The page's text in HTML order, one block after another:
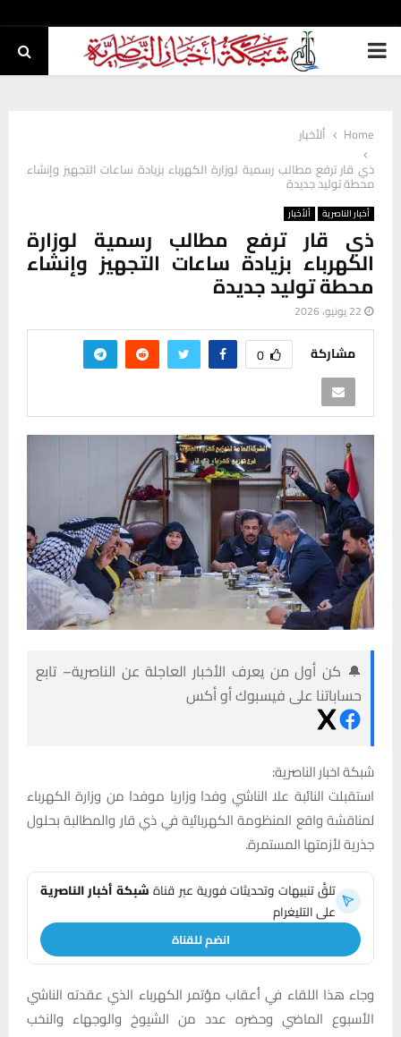
PRIMARY
Home
ألأخبار
ذي قار ترفع مطالب رسمية لوزارة الكهرباء بزيادة ساعات التجهيز وإنشاء
محطة توليد جديدة
أخبار الناصرية ألأخبار
ذي قار ترفع مطالب رسمية لوزارة
الكهرباء بزيادة ساعات التجهيز وإنشاء
محطة توليد جديدة
22 يونيو، 2026
مشاركة 0
🔔 كن أول من يعرف الأخبار العاجلة عن الناصرية– تابع
حساباتنا على فيسبوك أو أكس
شبكة اخبار الناصرية:
استقبلت النائبة علا الناشي وفدا وزاريا موفدا من وزارة الكهرباء
لمناقشة واقع المنظومة الكهربائية في ذي قار والمطالبة بحلول
جذرية لأزمتها المستمرة.
تلقَّ تنبيهات وتحديثات فورية عبر قناةشبكة أخبار الناصرية
على التليغرام
انضم للقناة
وجاء هذا اللقاء في أعقاب مؤتمر الكهرباء الذي عقدته الناشي
الأسبوع الماضي وحضره عدد من الشيوخ والوجهاء والنخب